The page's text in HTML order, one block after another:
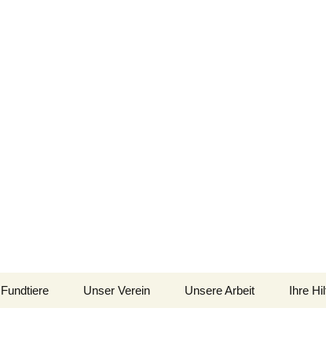
Siebengebirge – Orscheider
Fundtiere Unser Verein Unsere Arbeit Ihre